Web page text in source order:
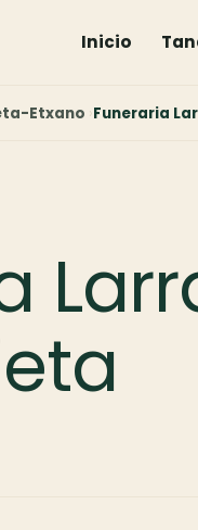
Inicio
Etxano Funeraria